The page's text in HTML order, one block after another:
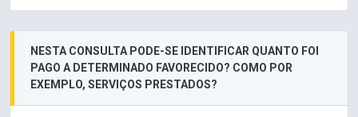
NESTA CONSULTA PODE-SE IDENTIFICAR QUANTO FOI
PAGO A DETERMINADO FAVORECIDO? COMO POR
EXEMPLO, SERVIÇOS PRESTADOS?